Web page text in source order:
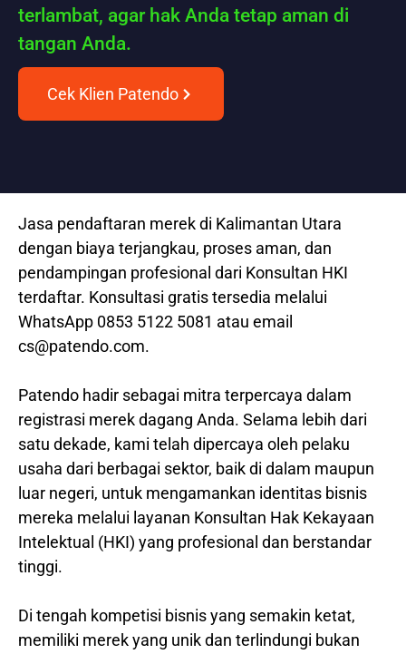
terlambat, agar hak Anda tetap aman di
tangan Anda.
Cek Klien Patendo
Jasa pendaftaran merek di Kalimantan Utara
dengan biaya terjangkau, proses aman, dan
pendampingan profesional dari Konsultan HKI
terdaftar. Konsultasi gratis tersedia melalui
WhatsApp 0853 5122 5081 atau email
cs@patendo.com.
Patendo hadir sebagai mitra terpercaya dalam
registrasi merek dagang Anda. Selama lebih dari
satu dekade, kami telah dipercaya oleh pelaku
usaha dari berbagai sektor, baik di dalam maupun
luar negeri, untuk mengamankan identitas bisnis
mereka melalui layanan Konsultan Hak Kekayaan
Intelektual (HKI) yang profesional dan berstandar
tinggi.
Di tengah kompetisi bisnis yang semakin ketat,
memiliki merek yang unik dan terlindungi bukan